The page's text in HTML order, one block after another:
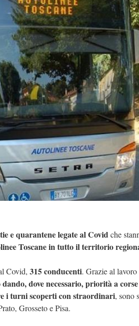
e quarantene legate al Covidche
Toscane in tutto il territorio
Covid, 315 conducenti. Grazie al
dove necessario, priorità a
i turni scoperti con straordinari, sono
Grosseto e Pisa.